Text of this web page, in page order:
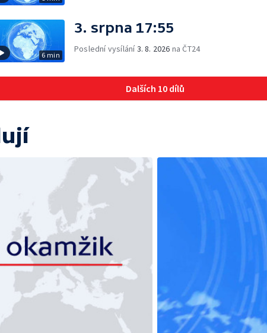
6 min
3. srpna 17:55
Poslední vysílání3. 8. 2026 na ČT24
Dalších 10 dílů